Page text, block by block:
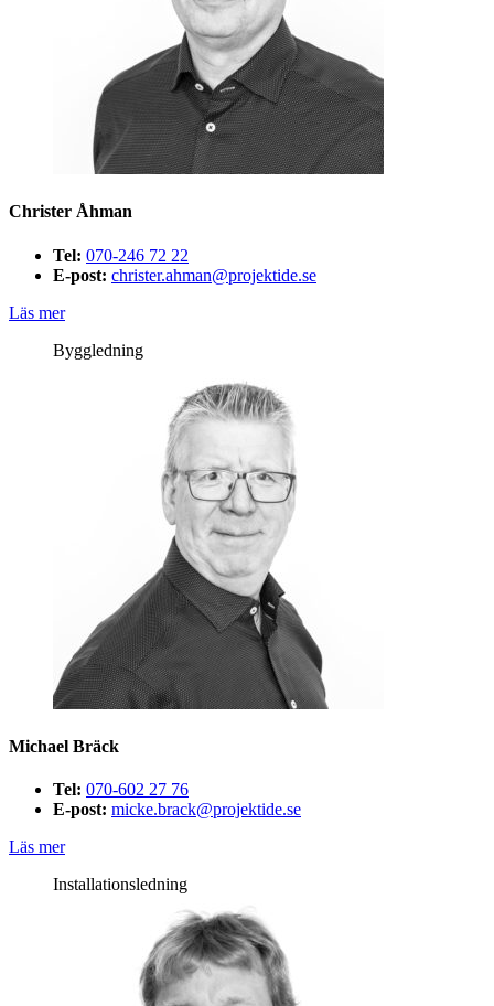
Christer Åhman
Tel: 070-246 72 22
E-post: christer.ahman@projektide.se
Läs mer
Byggledning
Michael Bräck
Tel: 070-602 27 76
E-post: micke.brack@projektide.se
Läs mer
Installationsledning